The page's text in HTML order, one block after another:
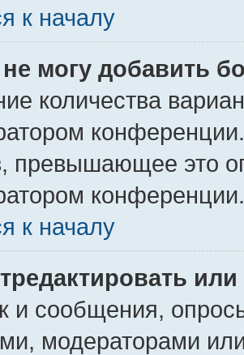
к началу
могу добавить
количества
превышающее это
конференции.
к началу
и сообщения,
модераторами